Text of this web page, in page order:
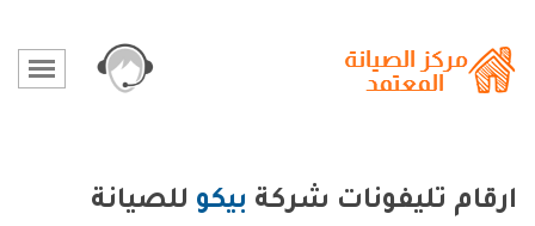
ارقام تليفونات شركة بيكو للصيانة